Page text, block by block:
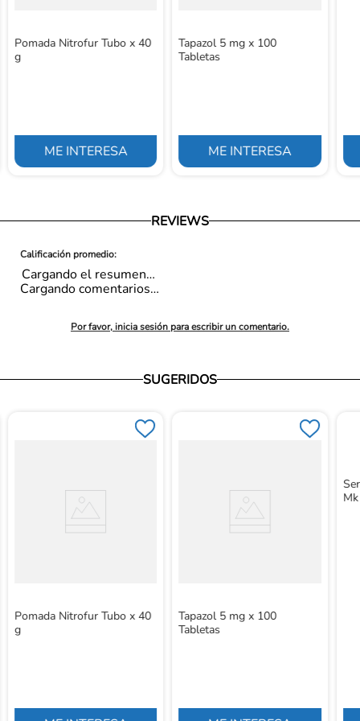
Pomada Nitrofur Tubo x 40
g
ME INTERESA
Tapazol 5 mg x 100
Tabletas
ME INTERESA
REVIEWS
Cargando el resumen…
Por favor, inicia sesión para escribir un comentario.
Cargando comentarios…
SUGERIDOS
Pomada Nitrofur Tubo x 40
g
Tapazol 5 mg x 100
Tabletas
Mk